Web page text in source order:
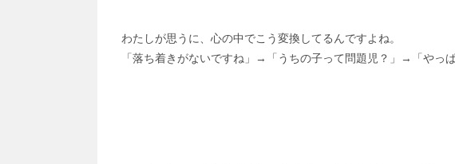
わたしが思うに、心の中でこう変換してるんですよね。
「落ち着きがないですね」→「うちの子って問題児？」→「やっ